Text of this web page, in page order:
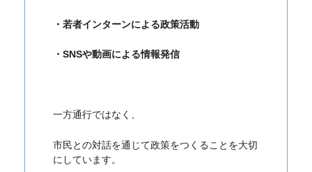
・若者インターンによる政策活動
・SNSや動画による情報発信
一方通行ではなく、
市民との対話を通じて政策をつくることを大切
にしています。